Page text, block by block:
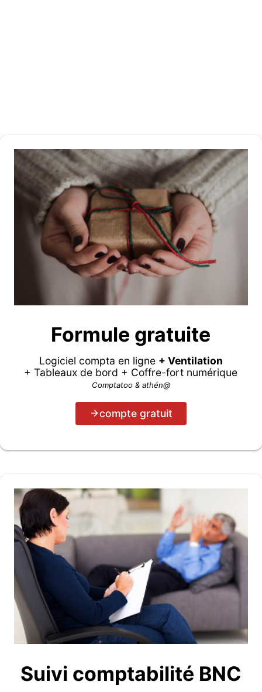
Formule gratuite
Logiciel compta en ligne + Ventilation
+ Tableaux de bord + Coffre-fort numérique
Comptatoo & athén@
compte gratuit
Suivi comptabilité BNC